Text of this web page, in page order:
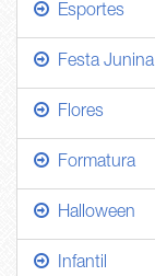
Esportes
Festa Junina
Flores
Formatura
Halloween
Infantil